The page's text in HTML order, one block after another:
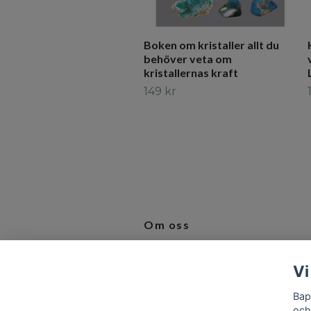
Boken om kristaller allt du
behöver veta om
kristallernas kraft
149 kr
Om oss